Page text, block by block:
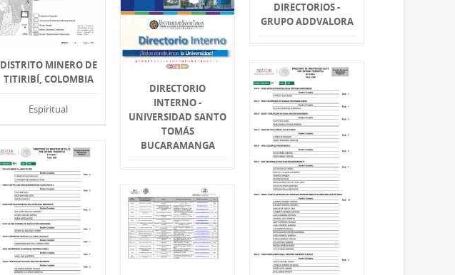
DISTRITO MINERO DE
TITIRIBÍ, COLOMBIA
Espiritual
DIRECTORIOS -
GRUPO ADDVALORA
DIRECTORIO
INTERNO -
UNIVERSIDAD SANTO
TOMÁS
BUCARAMANGA